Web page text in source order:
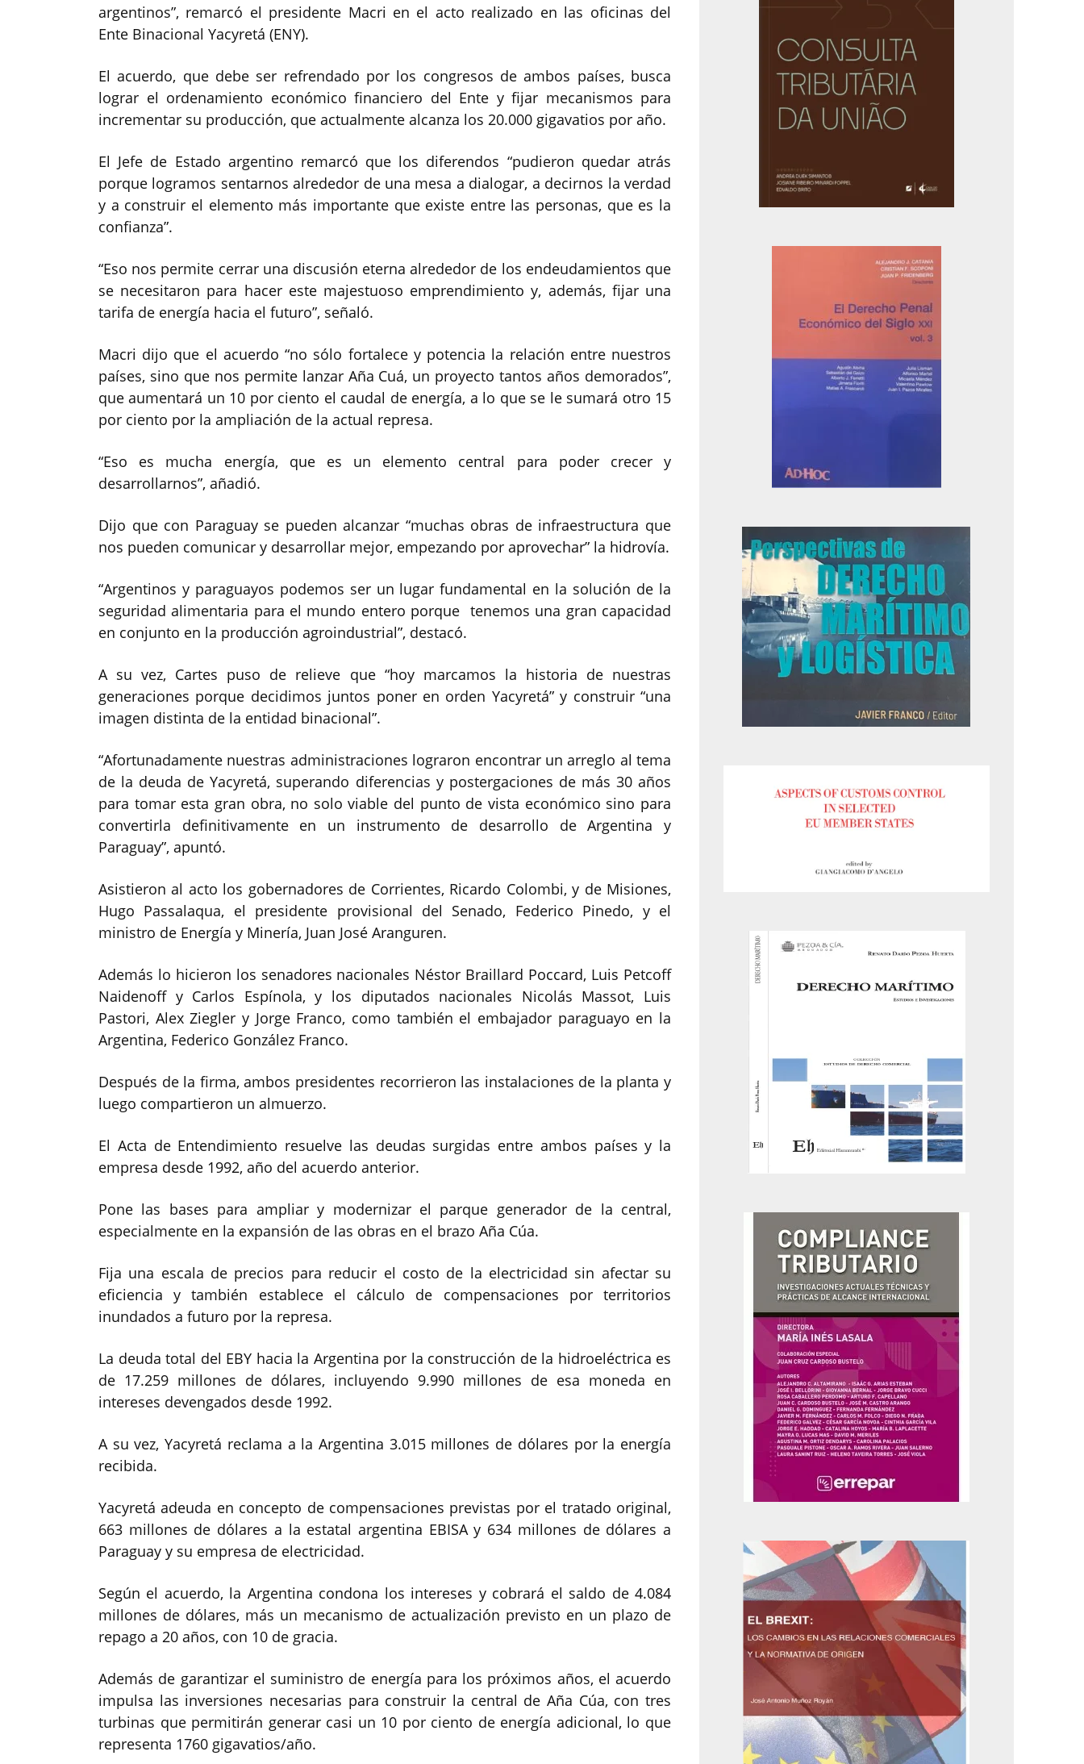
argentinos”, remarcó el presidente Macri en el acto realizado en las oficinas del
Ente Binacional Yacyretá (ENY).
El acuerdo, que debe ser refrendado por los congresos de ambos países, busca
lograr el ordenamiento económico financiero del Ente y fijar mecanismos para
incrementar su producción, que actualmente alcanza los 20.000 gigavatios por año.
El Jefe de Estado argentino remarcó que los diferendos “pudieron quedar atrás
porque logramos sentarnos alrededor de una mesa a dialogar, a decirnos la verdad
y a construir el elemento más importante que existe entre las personas, que es la
confianza”.
“Eso nos permite cerrar una discusión eterna alrededor de los endeudamientos que
se necesitaron para hacer este majestuoso emprendimiento y, además, fijar una
tarifa de energía hacia el futuro”, señaló.
Macri dijo que el acuerdo “no sólo fortalece y potencia la relación entre nuestros
países, sino que nos permite lanzar Aña Cuá, un proyecto tantos años demorados”,
que aumentará un 10 por ciento el caudal de energía, a lo que se le sumará otro 15
por ciento por la ampliación de la actual represa.
“Eso es mucha energía, que es un elemento central para poder crecer y
desarrollarnos”, añadió.
Dijo que con Paraguay se pueden alcanzar “muchas obras de infraestructura que
nos pueden comunicar y desarrollar mejor, empezando por aprovechar” la hidrovía.
“Argentinos y paraguayos podemos ser un lugar fundamental en la solución de la
seguridad alimentaria para el mundo entero porque tenemos una gran capacidad
en conjunto en la producción agroindustrial”, destacó.
A su vez, Cartes puso de relieve que “hoy marcamos la historia de nuestras
generaciones porque decidimos juntos poner en orden Yacyretá” y construir “una
imagen distinta de la entidad binacional”.
“Afortunadamente nuestras administraciones lograron encontrar un arreglo al tema
de la deuda de Yacyretá, superando diferencias y postergaciones de más 30 años
para tomar esta gran obra, no solo viable del punto de vista económico sino para
convertirla definitivamente en un instrumento de desarrollo de Argentina y
Paraguay”, apuntó.
Asistieron al acto los gobernadores de Corrientes, Ricardo Colombi, y de Misiones,
Hugo Passalaqua, el presidente provisional del Senado, Federico Pinedo, y el
ministro de Energía y Minería, Juan José Aranguren.
Además lo hicieron los senadores nacionales Néstor Braillard Poccard, Luis Petcoff
Naidenoff y Carlos Espínola, y los diputados nacionales Nicolás Massot, Luis
Pastori, Alex Ziegler y Jorge Franco, como también el embajador paraguayo en la
Argentina, Federico González Franco.
Después de la firma, ambos presidentes recorrieron las instalaciones de la planta y
luego compartieron un almuerzo.
El Acta de Entendimiento resuelve las deudas surgidas entre ambos países y la
empresa desde 1992, año del acuerdo anterior.
Pone las bases para ampliar y modernizar el parque generador de la central,
especialmente en la expansión de las obras en el brazo Aña Cúa.
Fija una escala de precios para reducir el costo de la electricidad sin afectar su
eficiencia y también establece el cálculo de compensaciones por territorios
inundados a futuro por la represa.
La deuda total del EBY hacia la Argentina por la construcción de la hidroeléctrica es
de 17.259 millones de dólares, incluyendo 9.990 millones de esa moneda en
intereses devengados desde 1992.
A su vez, Yacyretá reclama a la Argentina 3.015 millones de dólares por la energía
recibida.
Yacyretá adeuda en concepto de compensaciones previstas por el tratado original,
663 millones de dólares a la estatal argentina EBISA y 634 millones de dólares a
Paraguay y su empresa de electricidad.
Según el acuerdo, la Argentina condona los intereses y cobrará el saldo de 4.084
millones de dólares, más un mecanismo de actualización previsto en un plazo de
repago a 20 años, con 10 de gracia.
Además de garantizar el suministro de energía para los próximos años, el acuerdo
impulsa las inversiones necesarias para construir la central de Aña Cúa, con tres
turbinas que permitirán generar casi un 10 por ciento de energía adicional, lo que
representa 1760 gigavatios/año.